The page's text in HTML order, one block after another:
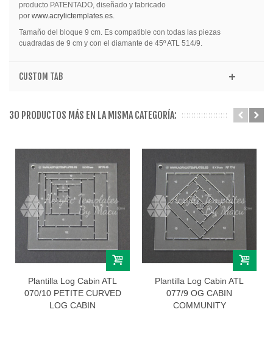
producto PATENTADO, diseñado y fabricado
por www.acrylictemplates.es.
Tamaño del bloque 9 cm. Es compatible con todas las piezas
cuadradas de 9 cm y con el diamante de 45º ATL 514/9.
CUSTOM TAB
30 PRODUCTOS MÁS EN LA MISMA CATEGORÍA:
Plantilla Log Cabin ATL
070/10 PETITE CURVED
LOG CABIN
Plantilla Log Cabin ATL
077/9 OG CABIN
COMMUNITY